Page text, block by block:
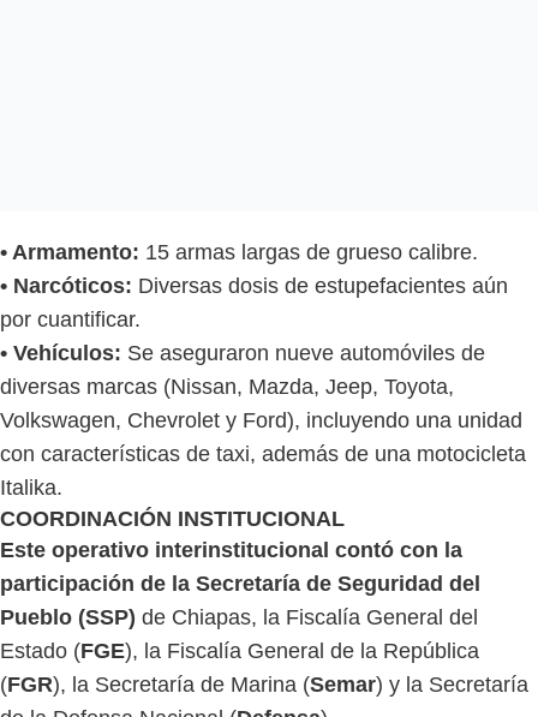
• Armamento: 15 armas largas de grueso calibre.
• Narcóticos: Diversas dosis de estupefacientes aún
por cuantificar.
• Vehículos: Se aseguraron nueve automóviles de
diversas marcas (Nissan, Mazda, Jeep, Toyota,
Volkswagen, Chevrolet y Ford), incluyendo una unidad
con características de taxi, además de una motocicleta
Italika.
COORDINACIÓN INSTITUCIONAL
Este operativo interinstitucional contó con la
participación de la Secretaría de Seguridad del
Pueblo (SSP) de Chiapas, la Fiscalía General del
Estado (FGE), la Fiscalía General de la República
(FGR), la Secretaría de Marina (Semar) y la Secretaría